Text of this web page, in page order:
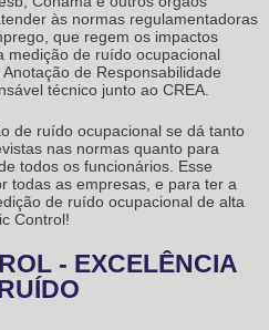
às normas regulamentadoras
que regem os impactos
medição de ruído ocupacional
de Responsabilidade
técnico junto ao CREA.
de ruído ocupacional se dá tanto
nas normas quanto para
todos os funcionários. Esse
todas as empresas, e para ter a
de ruído ocupacional de alta
Control!
- EXCELÊNCIA